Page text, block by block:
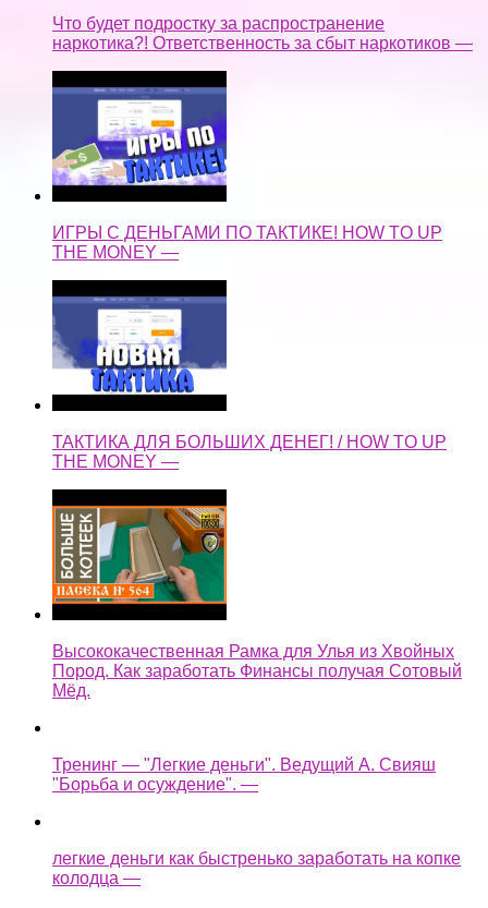
Что будет подростку за распространение
наркотика?! Ответственность за сбыт наркотиков —
ИГРЫ С ДЕНЬГАМИ ПО ТАКТИКЕ! HOW TO UP
THE MONEY —
ТАКТИКА ДЛЯ БОЛЬШИХ ДЕНЕГ! / HOW TO UP
THE MONEY —
Высококачественная Рамка для Улья из Хвойных
Пород. Как заработать Финансы получая Сотовый
Мёд.
Тренинг — "Легкие деньги". Ведущий А. Свияш
"Борьба и осуждение". —
легкие деньги как быстренько заработать на копке
колодца —